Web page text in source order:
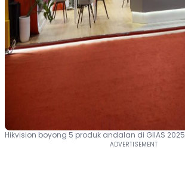
Hikvision boyong 5 produk andalan di GIIAS 2025